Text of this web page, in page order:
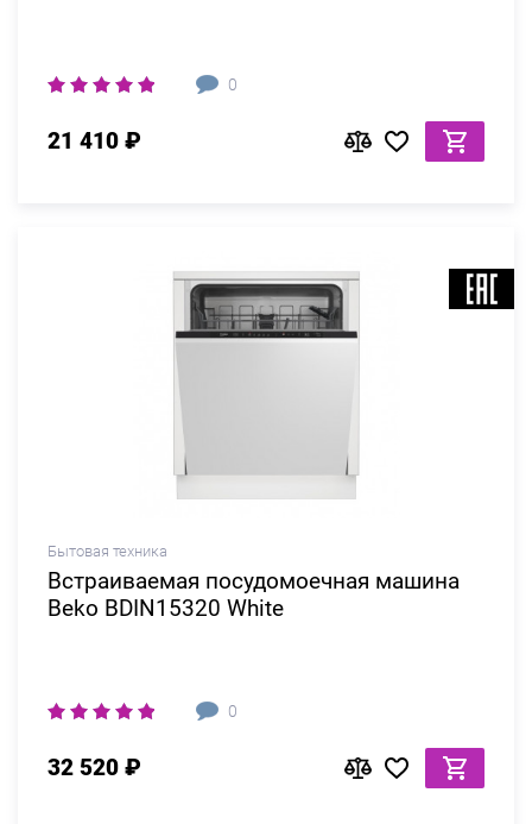
0
21 410 ₽
Бытовая техника
Встраиваемая посудомоечная машина
Beko BDIN15320 White
0
32 520 ₽